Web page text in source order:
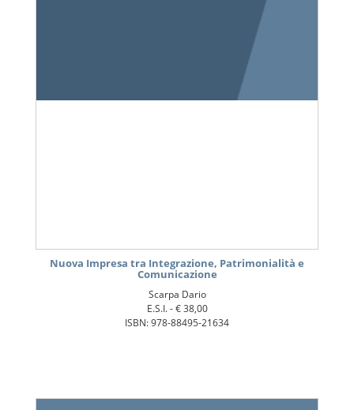
Nuova Impresa tra Integrazione, Patrimonialità e
Comunicazione
Scarpa Dario
E.S.I. -€ 38,00
ISBN: 978-88495-21634